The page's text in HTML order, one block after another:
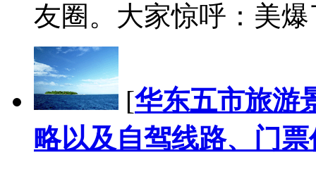
友圈。大家惊呼：美爆
[华东五市旅游
略以及自驾线路、门票